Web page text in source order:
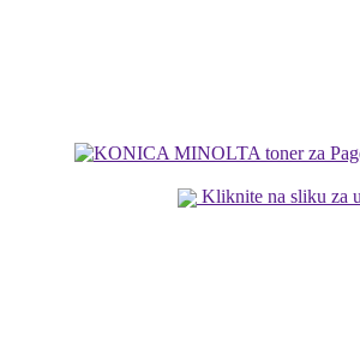
Kliknite na sliku za